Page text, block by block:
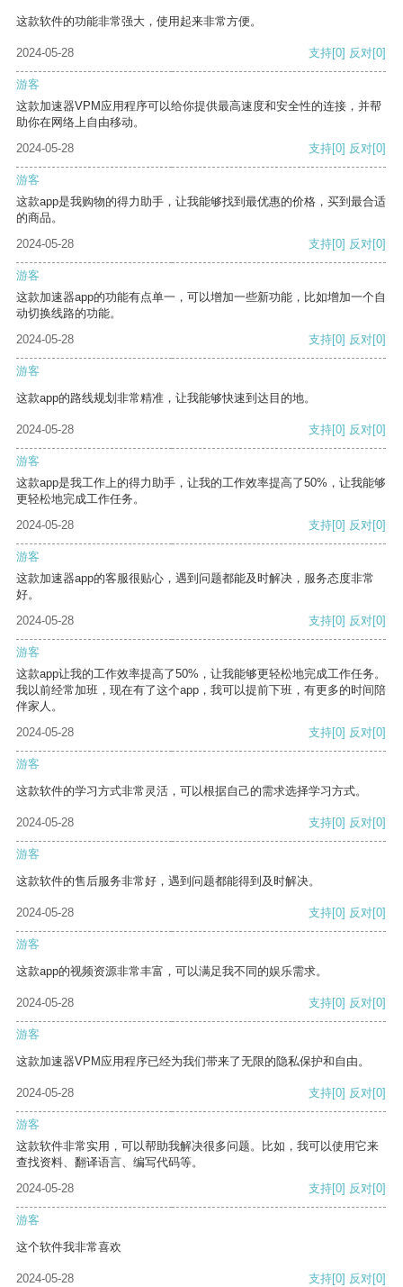
这款软件的功能非常强大，使用起来非常方便。
2024-05-28 支持[0] 反对[0]
游客
这款加速器VPM应用程序可以给你提供最高速度和安全性的连接，并帮
助你在网络上自由移动。
2024-05-28
支持[0] 反对[0]
游客
这款app是我购物的得力助手，让我能够找到最优惠的价格，买到最合适
的商品。
2024-05-28
支持[0] 反对[0]
游客
这款加速器app的功能有点单一，可以增加一些新功能，比如增加一个自
动切换线路的功能。
2024-05-28
支持[0] 反对[0]
游客
这款app的路线规划非常精准，让我能够快速到达目的地。
2024-05-28 支持[0] 反对[0]
游客
这款app是我工作上的得力助手，让我的工作效率提高了50%，让我能够
更轻松地完成工作任务。
2024-05-28
支持[0] 反对[0]
游客
这款加速器app的客服很贴心，遇到问题都能及时解决，服务态度非常
好。
2024-05-28
支持[0] 反对[0]
游客
这款app让我的工作效率提高了50%，让我能够更轻松地完成工作任务。
我以前经常加班，现在有了这个app，我可以提前下班，有更多的时间陪
伴家人。
2024-05-28
支持[0] 反对[0]
游客
这款软件的学习方式非常灵活，可以根据自己的需求选择学习方式。
2024-05-28 支持[0] 反对[0]
游客
这款软件的售后服务非常好，遇到问题都能得到及时解决。
2024-05-28 支持[0] 反对[0]
游客
这款app的视频资源非常丰富，可以满足我不同的娱乐需求。
2024-05-28 支持[0] 反对[0]
游客
这款加速器VPM应用程序已经为我们带来了无限的隐私保护和自由。
2024-05-28 支持[0] 反对[0]
游客
这款软件非常实用，可以帮助我解决很多问题。比如，我可以使用它来
查找资料、翻译语言、编写代码等。
2024-05-28
支持[0] 反对[0]
游客
这个软件我非常喜欢
2024-05-28 支持[0] 反对[0]